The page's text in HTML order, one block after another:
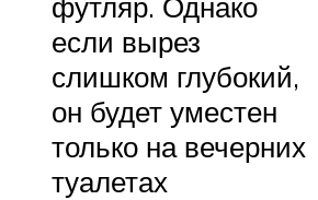
если вырез
слишком глубокий,
он будет уместен
только на вечерних
туалетах